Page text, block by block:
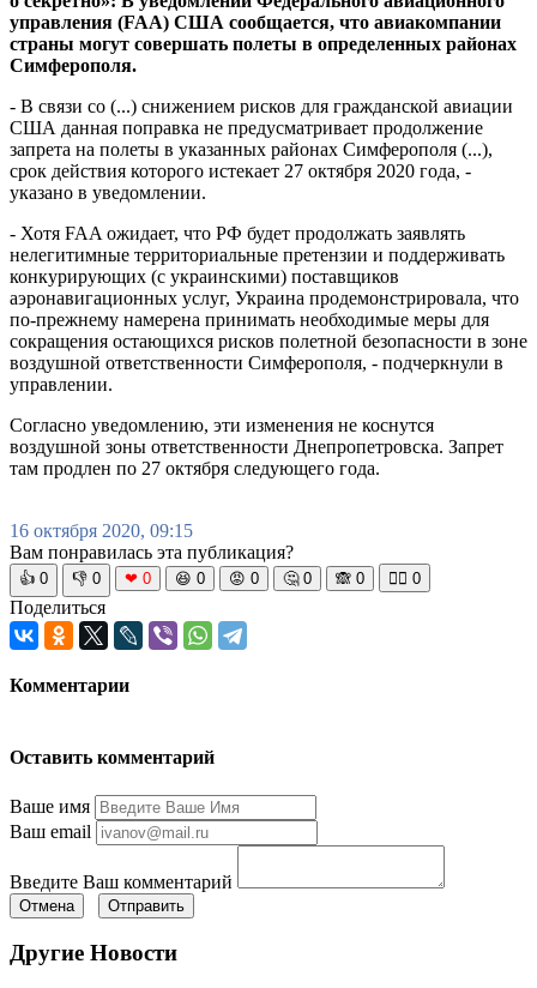
управления (FAA) США сообщается, что авиакомпании
страны могут совершать полеты в определенных районах
Симферополя.
- В связи со (...) снижением рисков для гражданской авиации
США данная поправка не предусматривает продолжение
запрета на полеты в указанных районах Симферополя (...),
срок действия которого истекает 27 октября 2020 года, -
указано в уведомлении.
- Хотя FAA ожидает, что РФ будет продолжать заявлять
нелегитимные территориальные претензии и поддерживать
конкурирующих (с украинскими) поставщиков
аэронавигационных услуг, Украина продемонстрировала, что
по-прежнему намерена принимать необходимые меры для
сокращения остающихся рисков полетной безопасности в зоне
воздушной ответственности Симферополя, - подчеркнули в
управлении.
Согласно уведомлению, эти изменения не коснутся
воздушной зоны ответственности Днепропетровска. Запрет
там продлен по 27 октября следующего года.
16 октября 2020, 09:15
Вам понравилась эта публикация?
👍 0 👎 0 ❤ 0 😆 0 😡 0 🤔 0 🙈 0 🧘‍♀️ 0
Поделиться
Комментарии
Оставить комментарий
Ваше имя
Ваш email
Введите Ваш комментарий
Отмена Отправить
Другие Новости